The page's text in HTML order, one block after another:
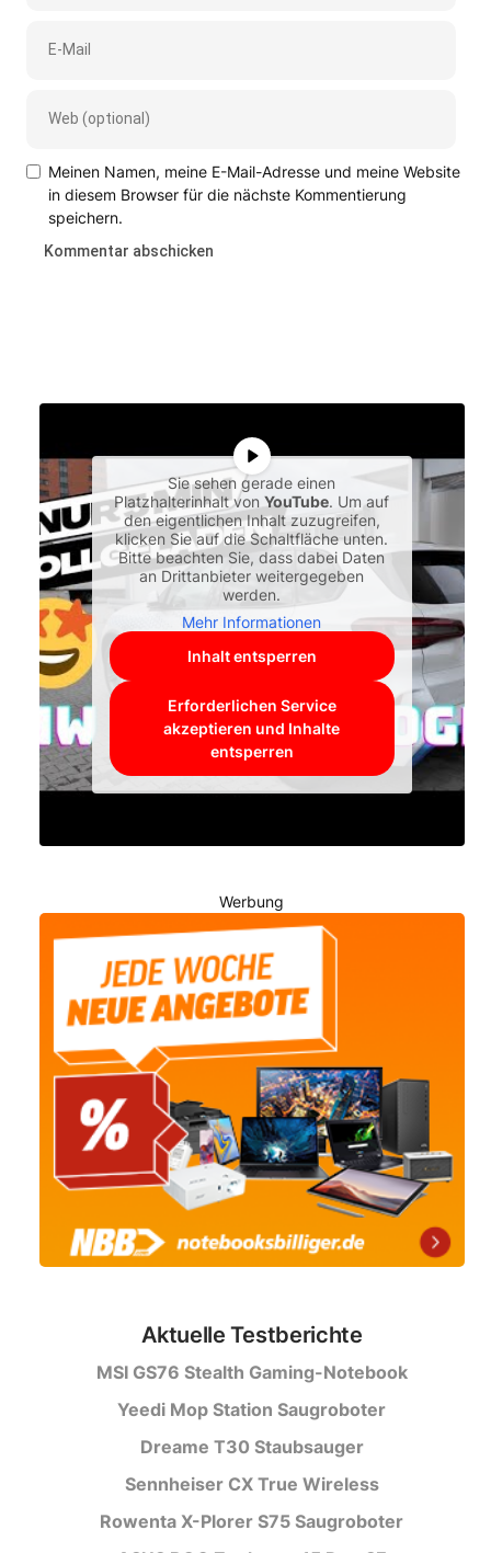
Meinen Namen, meine E-Mail-Adresse und meine Website
in diesem Browser für die nächste Kommentierung
speichern.
Sie sehen gerade einen
Platzhalterinhalt vonYouTube. Um auf
den eigentlichen Inhalt zuzugreifen,
klicken Sie auf die Schaltfläche unten.
Bitte beachten Sie, dass dabei Daten
an Drittanbieter weitergegeben
werden.
Mehr Informationen
Inhalt entsperren
Erforderlichen Service
akzeptieren und Inhalte
entsperren
Werbung
Aktuelle Testberichte
MSI GS76 Stealth Gaming-Notebook
Yeedi Mop Station Saugroboter
Dreame T30 Staubsauger
Sennheiser CX True Wireless
Rowenta X-Plorer S75 Saugroboter